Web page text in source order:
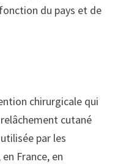
du pays et de
chirurgicale qui
cutané
par les
France, en